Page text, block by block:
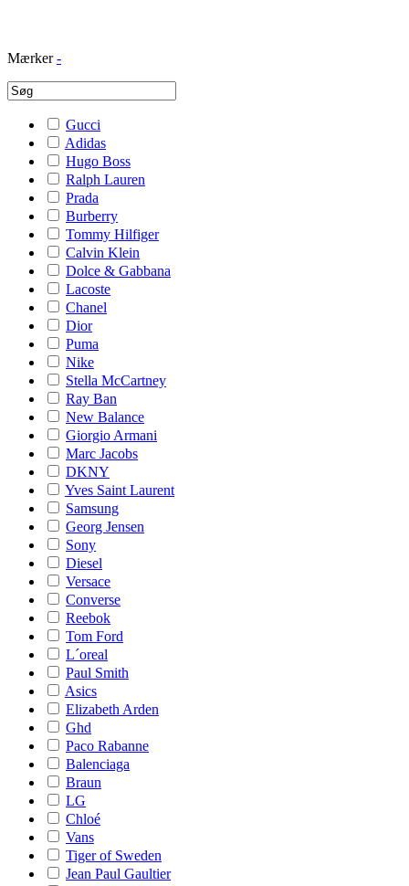
Mærker -
Gucci
Adidas
Hugo Boss
Ralph Lauren
Prada
Burberry
Tommy Hilfiger
Calvin Klein
Dolce & Gabbana
Lacoste
Chanel
Dior
Puma
Nike
Stella McCartney
Ray Ban
New Balance
Giorgio Armani
Marc Jacobs
DKNY
Yves Saint Laurent
Samsung
Georg Jensen
Sony
Diesel
Versace
Converse
Reebok
Tom Ford
L´oreal
Paul Smith
Asics
Elizabeth Arden
Ghd
Paco Rabanne
Balenciaga
Braun
LG
Chloé
Vans
Tiger of Sweden
Jean Paul Gaultier